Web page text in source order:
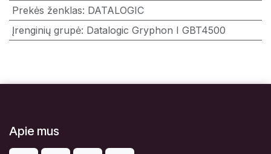
Prekės ženklas: DATALOGIC
Įrenginių grupė: Datalogic Gryphon I GBT4500
Apie mus